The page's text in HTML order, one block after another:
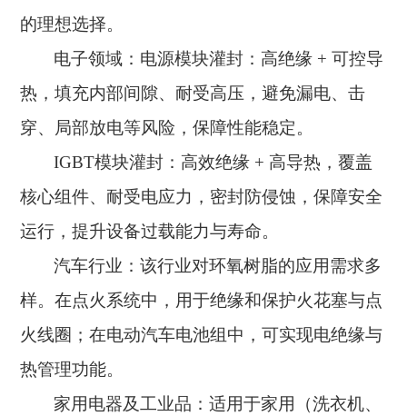
的理想选择。
电子领域：电源模块灌封：高绝缘 + 可控导
热，填充内部间隙、耐受高压，避免漏电、击
穿、局部放电等风险，保障性能稳定。
IGBT模块灌封：高效绝缘 + 高导热，覆盖
核心组件、耐受电应力，密封防侵蚀，保障安全
运行，提升设备过载能力与寿命。
汽车行业：该行业对环氧树脂的应用需求多
样。在点火系统中，用于绝缘和保护火花塞与点
火线圈；在电动汽车电池组中，可实现电绝缘与
热管理功能。
家用电器及工业品：适用于家用（洗衣机、